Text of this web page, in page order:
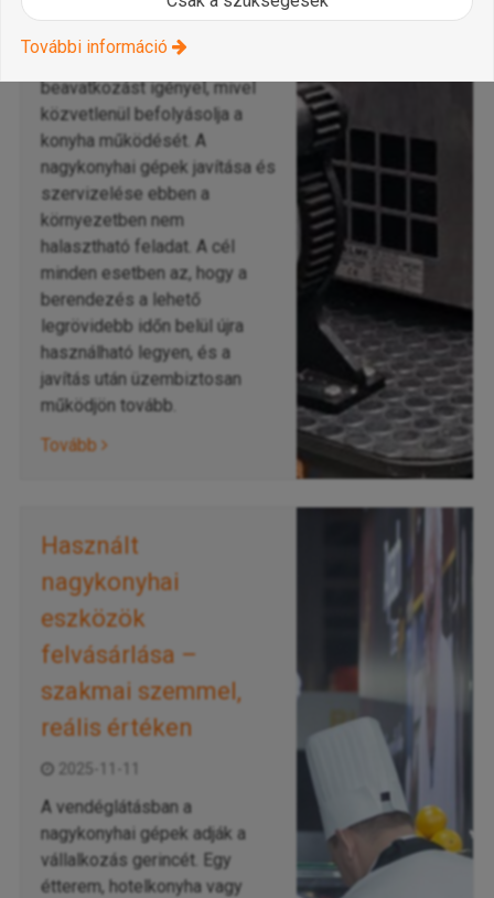
nem megfelelően működő
elektromos rostlap vagy egy
leálló sütő azonnali
beavatkozást igényel, mivel
közvetlenül befolyásolja a
konyha működését. A
nagykonyhai gépek javítása és
szervizelése ebben a
környezetben nem
halasztható feladat. A cél
minden esetben az, hogy a
berendezés a lehető
legrövidebb időn belül újra
használható legyen, és a
javítás után üzembiztosan
működjön tovább.
Tovább
Használt
nagykonyhai
eszközök
felvásárlása –
szakmai szemmel,
reális értéken
2025-11-11
A vendéglátásban a
nagykonyhai gépek adják a
vállalkozás gerincét. Egy
étterem, hotelkonyha vagy
További információ